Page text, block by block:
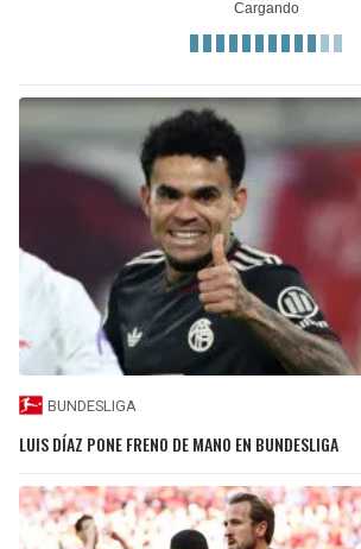
BUNDESLIGA
LUIS DÍAZ PONE FRENO DE MANO EN BUNDESLIGA